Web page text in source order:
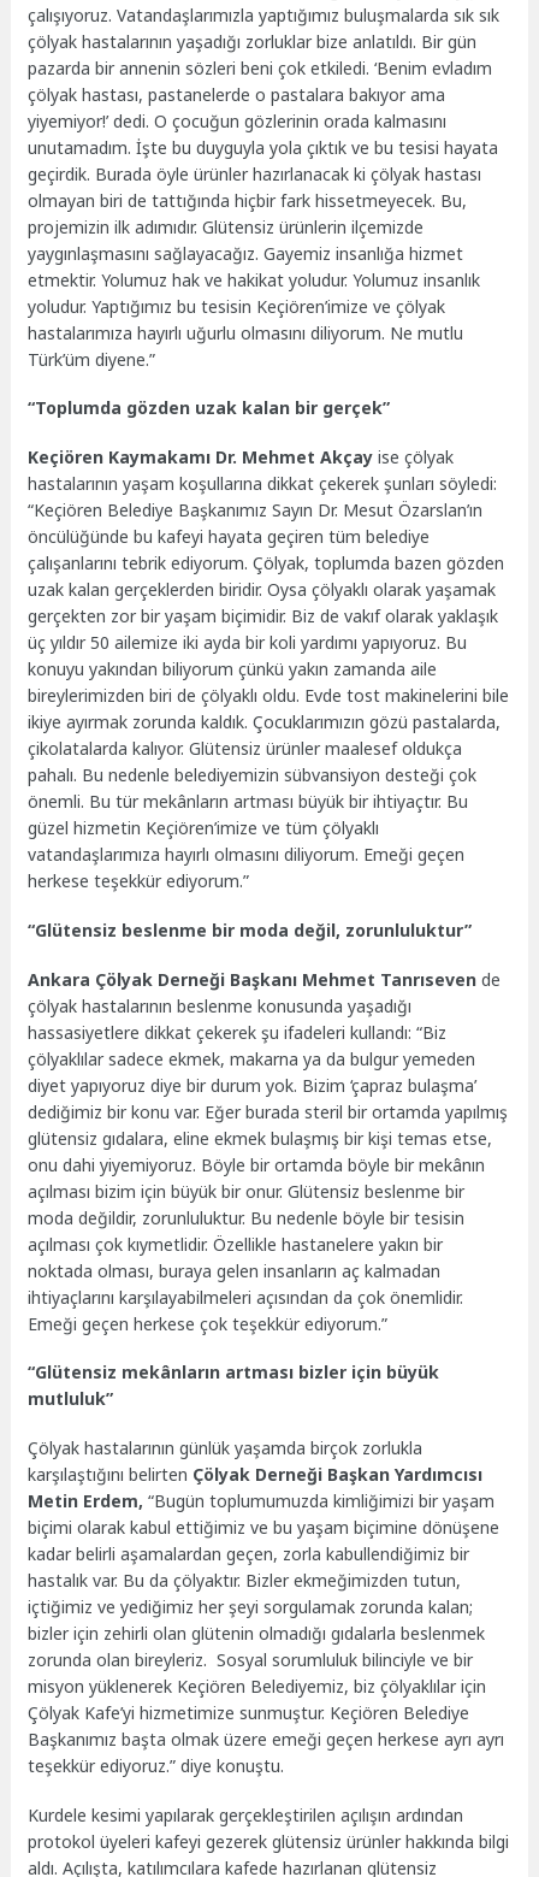
çalışıyoruz. Vatandaşlarımızla yaptığımız buluşmalarda sık sık
çölyak hastalarının yaşadığı zorluklar bize anlatıldı. Bir gün
pazarda bir annenin sözleri beni çok etkiledi. ‘Benim evladım
çölyak hastası, pastanelerde o pastalara bakıyor ama
yiyemiyor!’ dedi. O çocuğun gözlerinin orada kalmasını
unutamadım. İşte bu duyguyla yola çıktık ve bu tesisi hayata
geçirdik. Burada öyle ürünler hazırlanacak ki çölyak hastası
olmayan biri de tattığında hiçbir fark hissetmeyecek. Bu,
projemizin ilk adımıdır. Glütensiz ürünlerin ilçemizde
yaygınlaşmasını sağlayacağız. Gayemiz insanlığa hizmet
etmektir. Yolumuz hak ve hakikat yoludur. Yolumuz insanlık
yoludur. Yaptığımız bu tesisin Keçiören’imize ve çölyak
hastalarımıza hayırlı uğurlu olmasını diliyorum. Ne mutlu
Türk’üm diyene.”
“Toplumda gözden uzak kalan bir gerçek”
Keçiören Kaymakamı Dr. Mehmet Akçay ise çölyak
hastalarının yaşam koşullarına dikkat çekerek şunları söyledi:
“Keçiören Belediye Başkanımız Sayın Dr. Mesut Özarslan’ın
öncülüğünde bu kafeyi hayata geçiren tüm belediye
çalışanlarını tebrik ediyorum. Çölyak, toplumda bazen gözden
uzak kalan gerçeklerden biridir. Oysa çölyaklı olarak yaşamak
gerçekten zor bir yaşam biçimidir. Biz de vakıf olarak yaklaşık
üç yıldır 50 ailemize iki ayda bir koli yardımı yapıyoruz. Bu
konuyu yakından biliyorum çünkü yakın zamanda aile
bireylerimizden biri de çölyaklı oldu. Evde tost makinelerini bile
ikiye ayırmak zorunda kaldık. Çocuklarımızın gözü pastalarda,
çikolatalarda kalıyor. Glütensiz ürünler maalesef oldukça
pahalı. Bu nedenle belediyemizin sübvansiyon desteği çok
önemli. Bu tür mekânların artması büyük bir ihtiyaçtır. Bu
güzel hizmetin Keçiören’imize ve tüm çölyaklı
vatandaşlarımıza hayırlı olmasını diliyorum. Emeği geçen
herkese teşekkür ediyorum.”
“Glütensiz beslenme bir moda değil, zorunluluktur”
Ankara Çölyak Derneği Başkanı Mehmet Tanrıseven de
çölyak hastalarının beslenme konusunda yaşadığı
hassasiyetlere dikkat çekerek şu ifadeleri kullandı: “Biz
çölyaklılar sadece ekmek, makarna ya da bulgur yemeden
diyet yapıyoruz diye bir durum yok. Bizim ‘çapraz bulaşma’
dediğimiz bir konu var. Eğer burada steril bir ortamda yapılmış
glütensiz gıdalara, eline ekmek bulaşmış bir kişi temas etse,
onu dahi yiyemiyoruz. Böyle bir ortamda böyle bir mekânın
açılması bizim için büyük bir onur. Glütensiz beslenme bir
moda değildir, zorunluluktur. Bu nedenle böyle bir tesisin
açılması çok kıymetlidir. Özellikle hastanelere yakın bir
noktada olması, buraya gelen insanların aç kalmadan
ihtiyaçlarını karşılayabilmeleri açısından da çok önemlidir.
Emeği geçen herkese çok teşekkür ediyorum.”
“Glütensiz mekânların artması bizler için büyük
mutluluk”
Çölyak hastalarının günlük yaşamda birçok zorlukla
karşılaştığını belirten Çölyak Derneği Başkan Yardımcısı
Metin Erdem, “Bugün toplumumuzda kimliğimizi bir yaşam
biçimi olarak kabul ettiğimiz ve bu yaşam biçimine dönüşene
kadar belirli aşamalardan geçen, zorla kabullendiğimiz bir
hastalık var. Bu da çölyaktır. Bizler ekmeğimizden tutun,
içtiğimiz ve yediğimiz her şeyi sorgulamak zorunda kalan;
bizler için zehirli olan glütenin olmadığı gıdalarla beslenmek
zorunda olan bireyleriz. Sosyal sorumluluk bilinciyle ve bir
misyon yüklenerek Keçiören Belediyemiz, biz çölyaklılar için
Çölyak Kafe’yi hizmetimize sunmuştur. Keçiören Belediye
Başkanımız başta olmak üzere emeği geçen herkese ayrı ayrı
teşekkür ediyoruz.” diye konuştu.
Kurdele kesimi yapılarak gerçekleştirilen açılışın ardından
protokol üyeleri kafeyi gezerek glütensiz ürünler hakkında bilgi
aldı. Açılışta, katılımcılara kafede hazırlanan glütensiz